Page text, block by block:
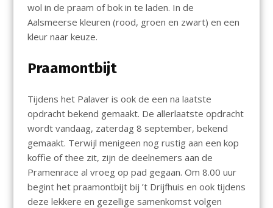
wol in de praam of bok in te laden. In de
Aalsmeerse kleuren (rood, groen en zwart) en een
kleur naar keuze.
Praamontbijt
Tijdens het Palaver is ook de een na laatste
opdracht bekend gemaakt. De allerlaatste opdracht
wordt vandaag, zaterdag 8 september, bekend
gemaakt. Terwijl menigeen nog rustig aan een kop
koffie of thee zit, zijn de deelnemers aan de
Pramenrace al vroeg op pad gegaan. Om 8.00 uur
begint het praamontbijt bij ’t Drijfhuis en ook tijdens
deze lekkere en gezellige samenkomst volgen